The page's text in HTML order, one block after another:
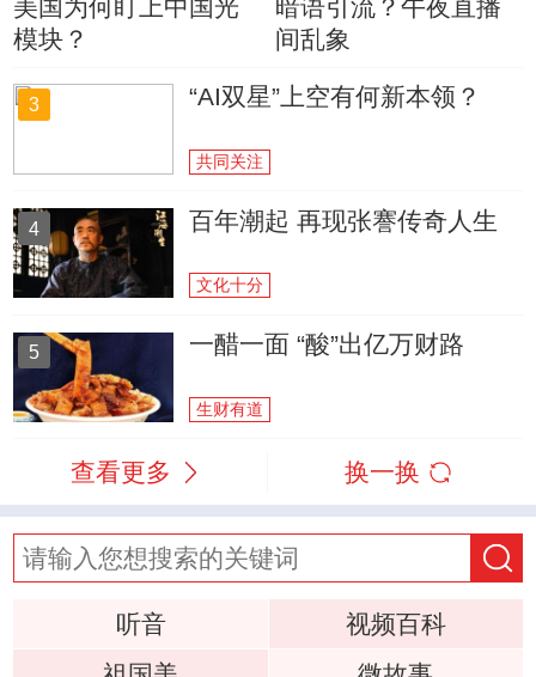
美国为何盯上中国光
模块？
暗语引流？午夜直播
间乱象
3 “AI双星”上空有何新本领？
共同关注
4 百年潮起 再现张謇传奇人生
文化十分
5 一醋一面 “酸”出亿万财路
生财有道
查看更多 换一换
听音
视频百科